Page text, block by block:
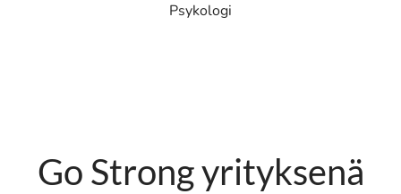
Psykologi
Go Strong yrityksenä